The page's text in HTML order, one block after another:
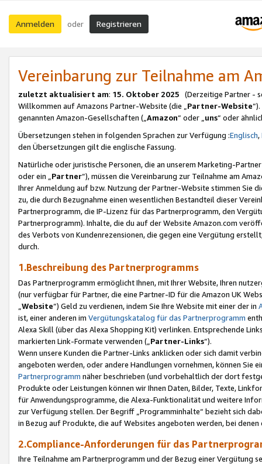
Anmelden oder Registrieren
Vereinbarung zur Teilnahme am
zuletzt aktualisiert am: 15. Oktober 2025 (Derzeitige Partner -
Willkommen auf Amazons Partner-Website (die „Partner-Website
genannten Amazon-Gesellschaften („Amazon“ oder „uns“ oder
Übersetzungen stehen in folgenden Sprachen zur Verfügung :Englisch,
den Übersetzungen gilt die englische Fassung.
Natürliche oder juristische Personen, die an unserem Marketing-
oder ein „Partner“), müssen die Vereinbarung zur Teilnahme am
Ihrer Anmeldung auf bzw. Nutzung der Partner-Website stimmen Sie
zu, die durch Bezugnahme einen wesentlichen Bestandteil dieser
Partnerprogramm, die IP-Lizenz für das Partnerprogramm, den
Partnerprogramm). Inhalte, die du auf der Website Amazon.com
des Verbots von Kundenrezensionen, die gegen eine Vergütung
durch.
1.Beschreibung des Partnerprogramms
Das Partnerprogramm ermöglicht Ihnen, mit Ihrer Website, Ihren
(nur verfügbar für Partner, die eine Partner-ID für die Amazon UK
Website“) Geld zu verdienen, indem Sie Ihre Website mit einer der in
ist, einer anderen im Vergütungskatalog für das Partnerprogramm
Alexa Skill (über das Alexa Shopping Kit) verlinken. Entsprechende
markierten Link-Formate verwenden („ Partner-Links“).
Wenn unsere Kunden die Partner-Links anklicken oder sich damit
angeboten werden, oder andere Handlungen vornehmen, können Sie
Partnerprogramm näher beschrieben (und vorbehaltlich der dort
Produkte oder Leistungen können wir Ihnen Daten, Bilder, Texte,
für Anwendungsprogramme, die Alexa-Funktionalität und weitere
zur Verfügung stellen. Der Begriff „Programminhalte“ bezieht sich
in Bezug auf Produkte, die auf Websites angeboten werden, bei
2.Compliance-Anforderungen für das
Ihre Teilnahme am Partnerprogramm und der Bezug einer Vergütung